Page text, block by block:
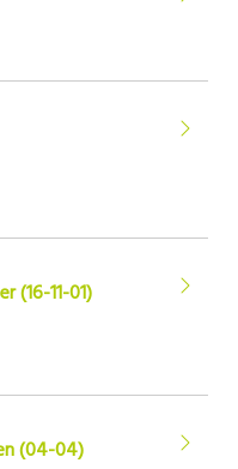
(16-11-01)
(04-04)